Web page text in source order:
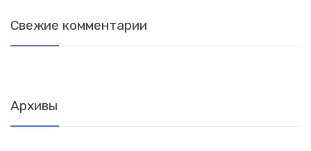
Свежие комментарии
Архивы